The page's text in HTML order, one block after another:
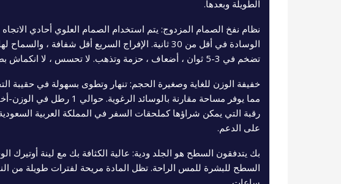
الطويلة وبعدها.
نظام نفخ الصمام المزدوج: يتم استخدام الصمام العلوي أحادي
الوسادة في أقل من 30 ثانية. الإفراج السريع أقل شفافة ،
تضخم في 3-5 ثوان ، أضعاف ، حزمة وتذهب. لا تحسس ، لا انكماش بطيء ، لا انتظار.
خفيفة الوزن للغاية وصغيرة الحجم: تنهار وتطوى بسهولة في حقيبة
مما يوفر مساحة مقارنة بالوسائد الرغوية.
رقبة التي يمكن شراؤها كملحقات السفر في المملكة العربية
على الدعم.
بك يتدفقون السطح هو الجلد ودية: عالية الكثافة بك مع لينة أوتيرك
السطح للبشرة للمس الراحة. تظل المادة مريحة لفترات طويلة من